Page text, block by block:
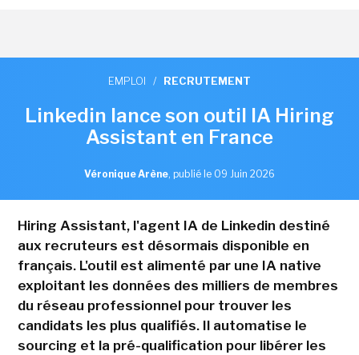
EMPLOI / RECRUTEMENT
Linkedin lance son outil IA Hiring
Assistant en France
Véronique Arène, publié le 09 Juin 2026
Hiring Assistant, l'agent IA de Linkedin destiné
aux recruteurs est désormais disponible en
français. L'outil est alimenté par une IA native
exploitant les données des milliers de membres
du réseau professionnel pour trouver les
candidats les plus qualifiés. Il automatise le
sourcing et la pré-qualification pour libérer les